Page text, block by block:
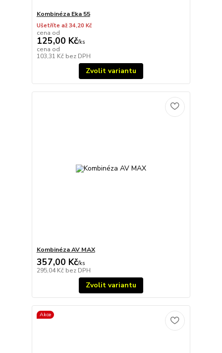
Kombinéza Eka 55
Ušetříte až 34,20 Kč
cena od
125,00 Kč/ks
cena od
103,31 Kč bez DPH
Zvolit variantu
Kombinéza AV MAX
357,00 Kč/ks
295,04 Kč bez DPH
Zvolit variantu
Akce